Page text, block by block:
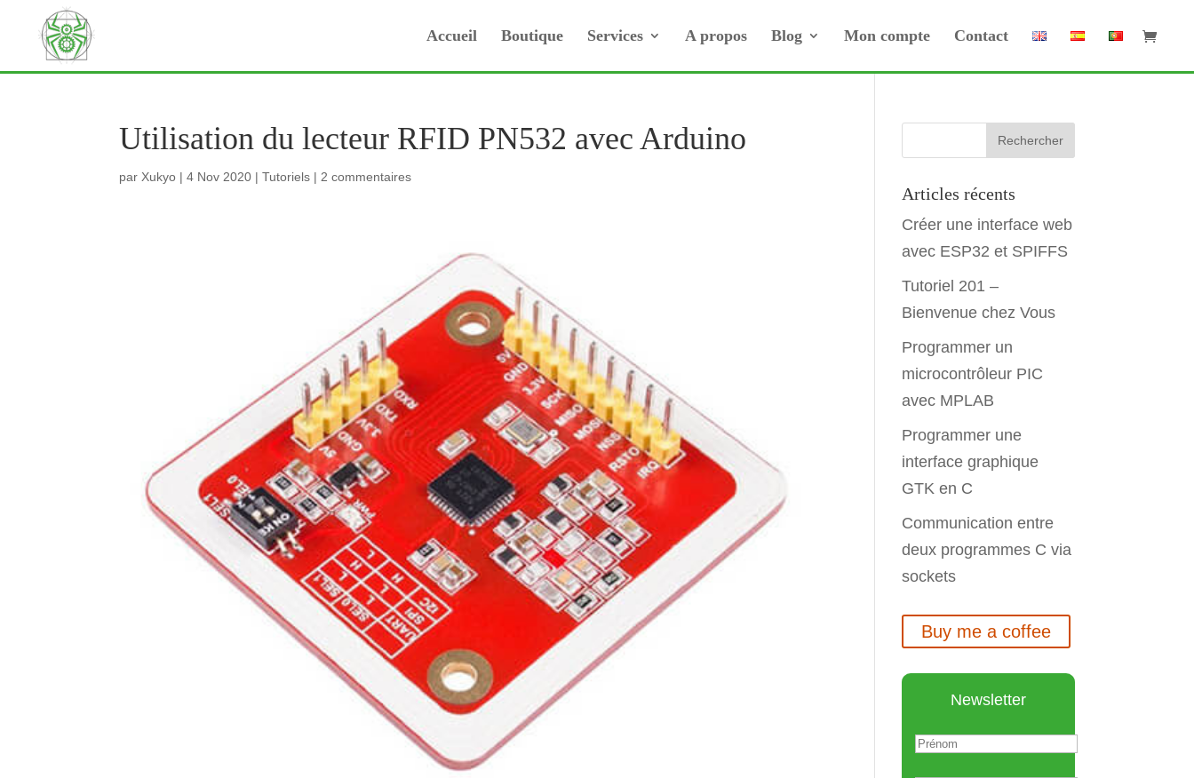
Accueil Boutique Services A propos Blog Mon compte Contact
Utilisation du lecteur RFID PN532 avec Arduino
par Xukyo |4 Nov 2020 |Tutoriels | 2 commentaires
Articles récents
Créer une interface web
avec ESP32 et SPIFFS
Tutoriel 201 –
Bienvenue chez Vous
Programmer un
microcontrôleur PIC
avec MPLAB
Programmer une
interface graphique
GTK en C
Communication entre
deux programmes C via
sockets
Buy me a coffee
Newsletter